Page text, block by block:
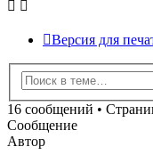
Версия для
16 сообщений •
Сообщение
Автор